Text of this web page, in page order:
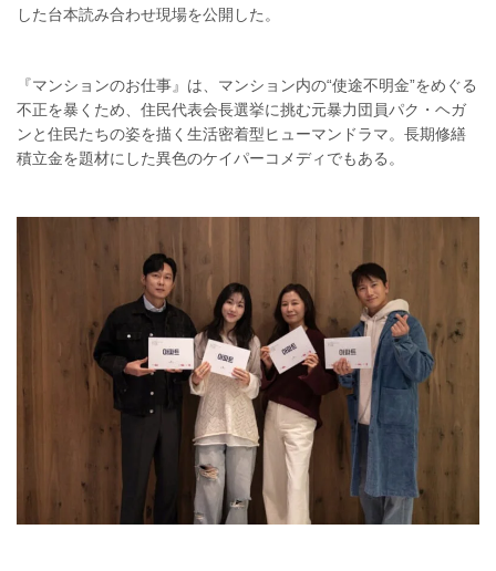
した台本読み合わせ現場を公開した。
『マンションのお仕事』は、マンション内の“使途不明金”をめぐる
不正を暴くため、住民代表会長選挙に挑む元暴力団員パク・ヘガ
ンと住民たちの姿を描く生活密着型ヒューマンドラマ。長期修繕
積立金を題材にした異色のケイパーコメディでもある。